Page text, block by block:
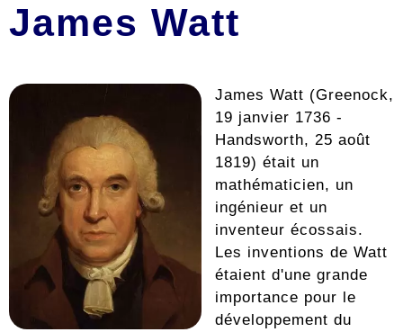
James Watt
James Watt (Greenock,
19 janvier 1736 -
Handsworth, 25 août
1819) était un
mathématicien, un
ingénieur et un
inventeur écossais.
Les inventions de Watt
étaient d'une grande
importance pour le
développement du